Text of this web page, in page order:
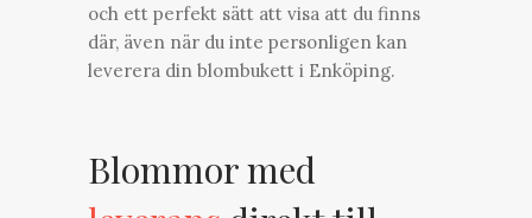
och ett perfekt sätt att visa att du finns
där, även när du inte personligen kan
leverera din blombukett i Enköping.
Blommor med